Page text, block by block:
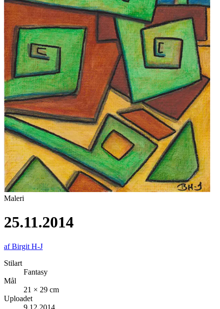
Maleri
25.11.2014
afBirgit H-J
Stilart
Fantasy
Mål
21 × 29 cm
Uploadet
9.12.2014